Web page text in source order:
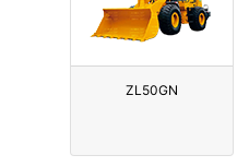
ZL50GN